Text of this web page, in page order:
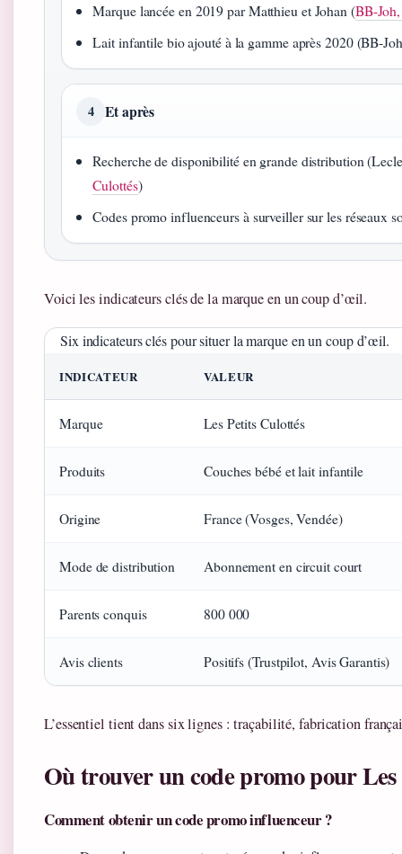
Marque lancée en 2019 par Matthieu et Johan (BB-
Lait infantile bio ajouté à la gamme après 2020 (BB-
4 Et après
Recherche de disponibilité en grande distribution
Culottés)
Codes promo influenceurs à surveiller sur les réseaux
Voici les indicateurs clés de la marque en un coup d’œil.
Six indicateurs clés pour situer la marque en un coup d’œil.
INDICATEUR VALEUR
Marque Les Petits Culottés
Produits Couches bébé et lait infantile
Origine France (Vosges, Vendée)
Mode de distribution Abonnement en circuit court
Parents conquis 800 000
Avis clients Positifs (Trustpilot, Avis Garantis)
L’essentiel tient dans six lignes : traçabilité, fabrication
Où trouver un code promo pour Les
Comment obtenir un code promo influenceur ?